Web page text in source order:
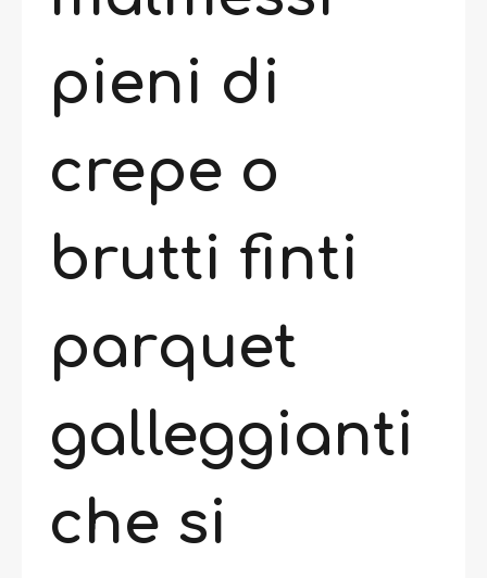
pieni di
crepe o
brutti finti
parquet
galleggianti
che si